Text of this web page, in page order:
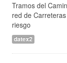
Tramos del
red de
riesgo
datex2